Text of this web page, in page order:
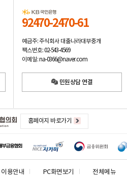
92470-2470-61
예금주: 주식회사 대출나라대부중개
팩스번호: 02-543-4569
이메일: na-0366@naver.com
민원상담 연결
홈페이지 바로가기
이용안내 PC화면보기 전체메뉴